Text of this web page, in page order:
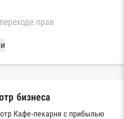
прав
Федеральной
контрактов
бизнеса
Кафе-пекарня с прибылью